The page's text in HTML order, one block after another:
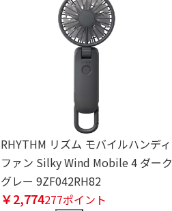
RHYTHM リズム モバイルハンディ
ファン Silky Wind Mobile 4 ダーク
グレー 9ZF042RH82
￥2,774277ポイント